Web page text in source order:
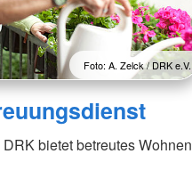
Foto: A. Zelck / DRK e.V.
bietet betreutes Wohnen